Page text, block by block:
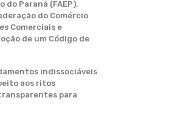
Paraná (FAEP),
do Comércio
Comerciais e
de um Código de
indissociáveis
aos ritos
para